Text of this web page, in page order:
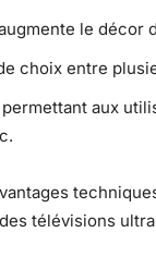
le décor
choix entre
permettant aux
télévisions